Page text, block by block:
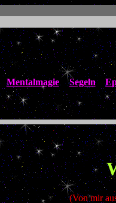
Mentalmagie Segeln
(Von mir